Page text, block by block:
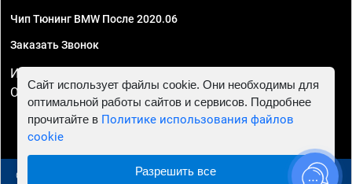
Чип Тюнинг BMW После 2020.06
Заказать Звонок
ИП Смирнов Георгий Павлович. ИНН 781302555843,
ОГРНИП 324470400032610
© 2010 - 2026 Чип тюнинг в Москве и МО - Автосервис
Сайт использует файлы cookie. Они необходимы для
оптимальной работы сайтов и сервисов. Подробнее
прочитайте в Политике использования файлов
cookie
Разрешить все